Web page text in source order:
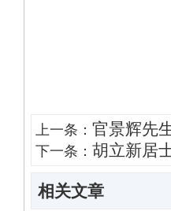
上一条： 官景辉先
下一条： 胡立新居
相关文章